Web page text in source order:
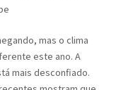
mas o clima
este ano. A
mais desconfiado.